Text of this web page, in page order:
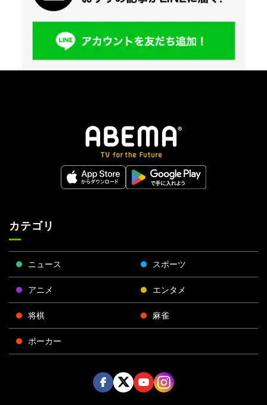
カテゴリ
ニュース スポーツ
アニメ エンタメ
将棋 麻雀
ポーカー